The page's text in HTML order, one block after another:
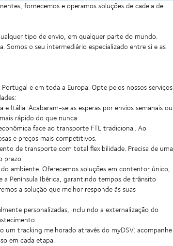
fornecemos e operamos soluções de cadeia de
tipo de envio, em qualquer parte do mundo.
o seu intermediário especializado entre si e as
e em toda a Europa. Opte pelos nossos serviços
Itália. Acabaram-se as esperas por envios semanais ou
rápido do que nunca
face ao transporte FTL tradicional. Ao
e preços mais competitivos.
de transporte com total flexibilidade. Precisa de uma
prazo.
ambiente. Oferecemos soluções em contentor único,
a Península Ibérica, garantindo tempos de trânsito
a solução que melhor responde às suas
personalizadas, incluindo a externalização do
.
um tracking melhorado através do myDSV: acompanhe
em cada etapa.